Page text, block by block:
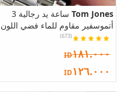
Tom Jones
ساعة يد رجالية 3
أتموسفير مقاوم للماء فضي اللون
(673)
ID١٨١.٠٠٠
ID١٢٦.٠٠٠